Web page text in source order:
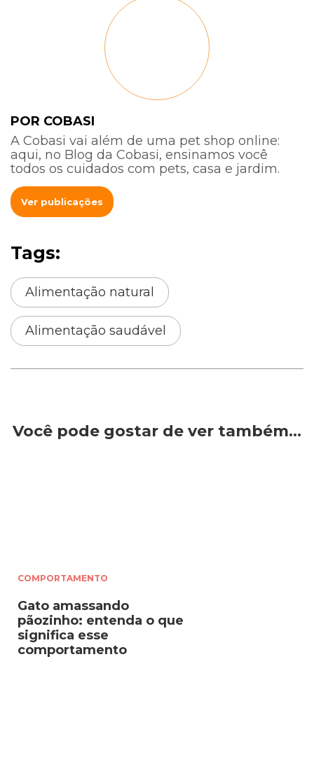
POR COBASI
A Cobasi vai além de uma pet shop online:
aqui, no Blog da Cobasi, ensinamos você
todos os cuidados com pets, casa e jardim.
Ver publicações
Tags:
Alimentação natural
Alimentação saudável
Você pode gostar de ver também…
COMPORTAMENTO
Gato amassando
pãozinho: entenda o que
significa esse
comportamento